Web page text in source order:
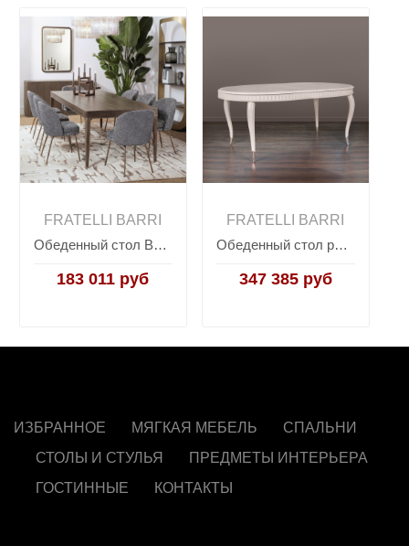
FRATELLI BARRI
Обеденный стол BARDI, FRATELLI BARRI
183 011 руб
FRATELLI BARRI
Обеденный стол раздвижной RIMINI, FRATELLI BARRI
347 385 руб
ИЗБРАННОЕ МЯГКАЯ МЕБЕЛЬ
СПАЛЬНИ
СТОЛЫ И СТУЛЬЯ
ПРЕДМЕТЫ ИНТЕРЬЕРА
ГОСТИННЫЕ
КОНТАКТЫ